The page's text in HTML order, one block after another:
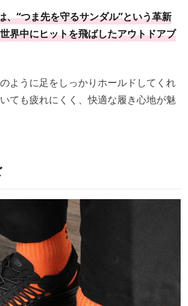
、“つま先を守るサンダル”という革新
界中にヒットを飛ばしたアウトドアブ
ように足をしっかりホールドしてくれ
ても疲れにくく、快適な履き心地が魅